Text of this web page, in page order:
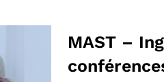
MAST –